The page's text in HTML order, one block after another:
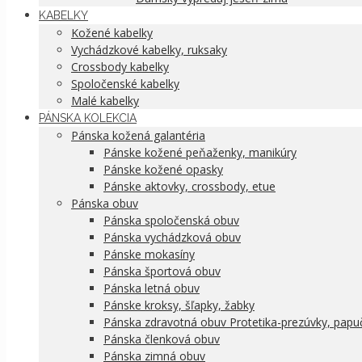
KABELKY
Kožené kabelky
Vychádzkové kabelky, ruksaky
Crossbody kabelky
Spoločenské kabelky
Malé kabelky
PÁNSKA KOLEKCIA
Pánska kožená galantéria
Pánske kožené peňaženky, manikúry
Pánske kožené opasky
Pánske aktovky, crossbody, etue
Pánska obuv
Pánska spoločenská obuv
Pánska vychádzková obuv
Pánske mokasíny
Pánska športová obuv
Pánska letná obuv
Pánske kroksy, šľapky, žabky
Pánska zdravotná obuv Protetika-prezúvky,
Pánska členková obuv
Pánska zimná obuv